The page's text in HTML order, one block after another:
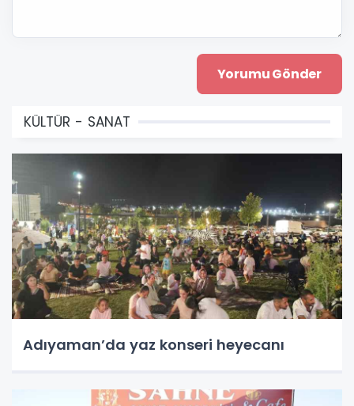
KÜLTÜR - SANAT
Adıyaman’da yaz konseri heyecanı